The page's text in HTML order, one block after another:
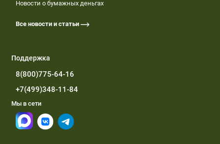
Новости о бумажных деньгах
Все новости и статьи
Поддержка
8(800)775-64-16
+7(499)348-11-84
Мы в сети